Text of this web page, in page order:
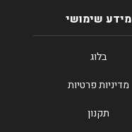
מידע שימושי
בלוג
מדיניות פרטיות
תקנון